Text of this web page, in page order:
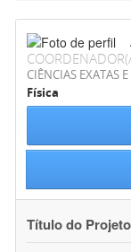
CIÊNCIAS EXATAS
Física
Título do